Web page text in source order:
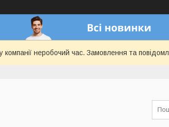
компанії неробочий час. Замовлення та